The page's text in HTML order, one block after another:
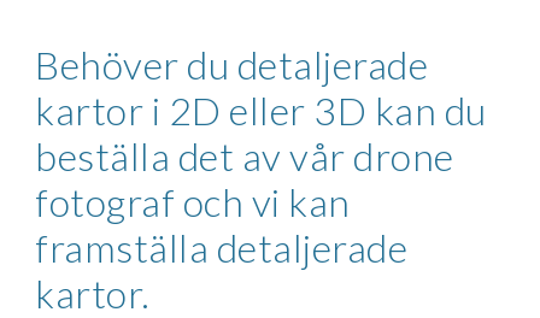
Behöver du detaljerade
kartor i 2D eller 3D kan du
beställa det av vår drone
fotograf och vi kan
framställa detaljerade
kartor.